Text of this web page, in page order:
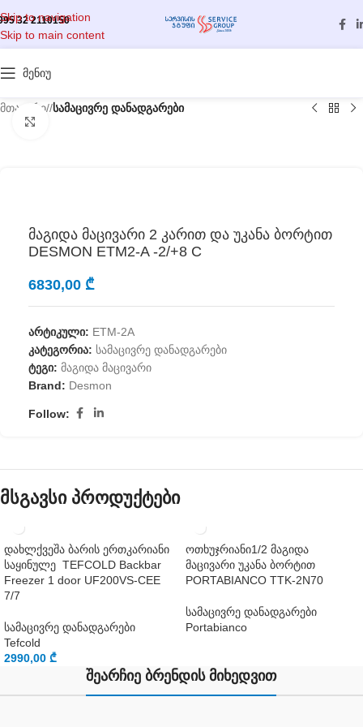
Skip to navigation
Skip to main content
32 2110150
მენიუ
მთავარი/ სამაცივრე დანადგარები
მაგიდა მაცივარი 2 კარით და უკანა ბორტით
DESMON ETM2-A -2/+8 С
6830,00 ₾
არტიკული: ETM-2A
კატეგორია: სამაცივრე დანადგარები
ტეგი: მაგიდა მაცივარი
Brand: Desmon
Follow:
მსგავსი პროდუქტები
დახლქვეშა ბარის ერთკარიანი
საყინულე TEFCOLD Backbar
Freezer 1 door UF200VS-CEE
7/7
სამაცივრე დანადგარები
Tefcold
2990,00 ₾
ოთხუჯრიანი1/2 მაგიდა
მაცივარი უკანა ბორტით
PORTABIANCO TTK-2N70
სამაცივრე დანადგარები
Portabianco
შეარჩიე ბრენდის მიხედვით